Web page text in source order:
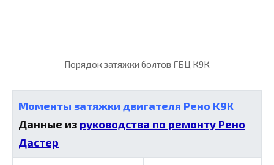
Порядок затяжки болтов ГБЦ К9К
Моменты затяжки двигателя Рено K9К
Данные из руководства по ремонту Рено
Дастер